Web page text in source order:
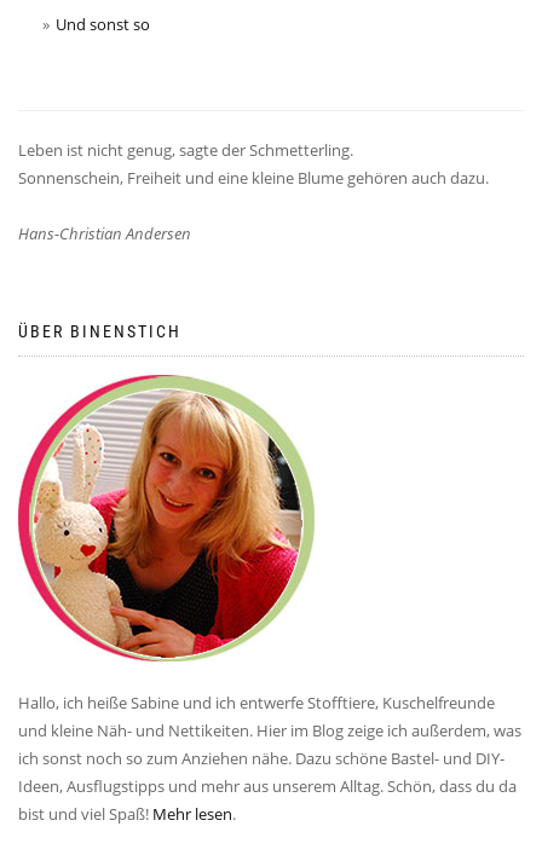
Und sonst so
Leben ist nicht genug, sagte der Schmetterling.
Sonnenschein, Freiheit und eine kleine Blume gehören auch dazu.
Hans-Christian Andersen
ÜBER BINENSTICH
Hallo, ich heiße Sabine und ich entwerfe Stofftiere, Kuschelfreunde
und kleine Näh- und Nettikeiten. Hier im Blog zeige ich außerdem, was
ich sonst noch so zum Anziehen nähe. Dazu schöne Bastel- und DIY-
Ideen, Ausflugstipps und mehr aus unserem Alltag. Schön, dass du da
bist und viel Spaß! Mehr lesen.